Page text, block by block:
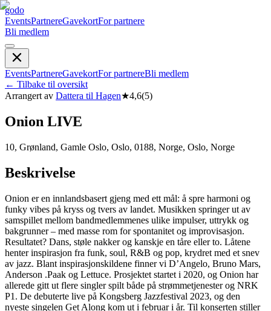
godo
EventsPartnereGavekortFor partnere
Bli medlem
EventsPartnereGavekortFor partnereBli medlem
← Tilbake til oversikt
Arrangert av Dattera til Hagen★4,6(5)
Onion LIVE
10, Grønland, Gamle Oslo, Oslo, 0188, Norge, Oslo, Norge
Beskrivelse
Onion er en innlandsbasert gjeng med ett mål: å spre harmoni og
funky vibes på kryss og tvers av landet. Musikken springer ut av
samspillet mellom bandmedlemmenes ulike impulser, uttrykk og
bakgrunner – med masse rom for spontanitet og improvisasjon.
Resultatet? Dans, støle nakker og kanskje en tåre eller to. Låtene
henter inspirasjon fra funk, soul, R&B og pop, krydret med et snev
av jazz. Blant inspirasjonskildene finner vi D’Angelo, Bruno Mars,
Anderson .Paak og Lettuce. Prosjektet startet i 2020, og Onion har
allerede gitt ut flere singler spilt både på strømmetjenester og NRK
P1. De debuterte live på Kongsberg Jazzfestival 2023, og den
nyeste singelen Get Along kom ut i februar i år. Til konserten stiller